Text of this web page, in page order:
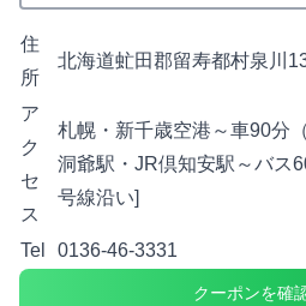
住
所
北海道虻田郡留寿都村泉川
ア
ク
セ
ス
札幌・新千歳空港～車90分
洞爺駅・JR倶知安駅～バ
号線沿い]
Tel 0136-46-3331
クーポンを確